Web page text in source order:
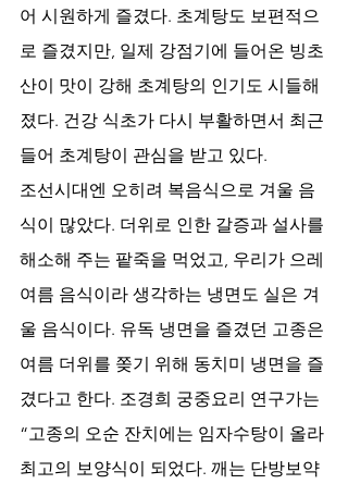
어 시원하게 즐겼다. 초계탕도 보편적으
로 즐겼지만, 일제 강점기에 들어온 빙초
산이 맛이 강해 초계탕의 인기도 시들해
졌다. 건강 식초가 다시 부활하면서 최근
들어 초계탕이 관심을 받고 있다.
조선시대엔 오히려 복음식으로 겨울 음
식이 많았다. 더위로 인한 갈증과 설사를
해소해 주는 팥죽을 먹었고, 우리가 으레
여름 음식이라 생각하는 냉면도 실은 겨
울 음식이다. 유독 냉면을 즐겼던 고종은
여름 더위를 쫒기 위해 동치미 냉면을 즐
겼다고 한다. 조경희 궁중요리 연구가는
“고종의 오순 잔치에는 임자수탕이 올라
최고의 보양식이 되었다. 깨는 단방보약